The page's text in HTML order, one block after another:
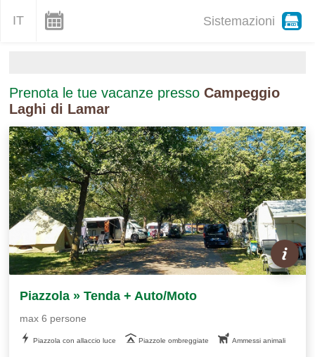
IT Sistemazioni
Prenota le tue vacanze presso Campeggio
Laghi di Lamar
Piazzola » Tenda + Auto/Moto
max 6 persone
Piazzola con allaccio luce Piazzole ombreggiate Ammessi animali